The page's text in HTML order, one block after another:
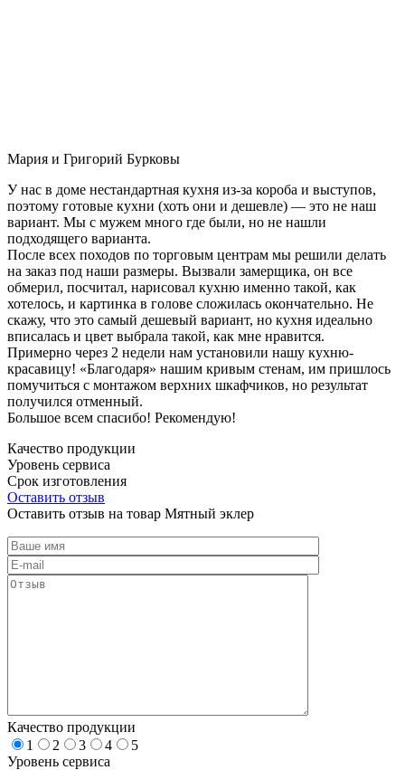
Мария и Григорий Бурковы
У нас в доме нестандартная кухня из-за короба и выступов,
поэтому готовые кухни (хоть они и дешевле) — это не наш
вариант. Мы с мужем много где были, но не нашли
подходящего варианта.
После всех походов по торговым центрам мы решили делать
на заказ под наши размеры. Вызвали замерщика, он все
обмерил, посчитал, нарисовал кухню именно такой, как
хотелось, и картинка в голове сложилась окончательно. Не
скажу, что это самый дешевый вариант, но кухня идеально
вписалась и цвет выбрала такой, как мне нравится.
Примерно через 2 недели нам установили нашу кухню-
красавицу! «Благодаря» нашим кривым стенам, им пришлось
помучиться с монтажом верхних шкафчиков, но результат
получился отменный.
Большое всем спасибо! Рекомендую!
Качество продукции
Уровень сервиса
Срок изготовления
Оставить отзыв
Оставить отзыв на товар Мятный эклер
Качество продукции
1
2 3 4
5
Уровень сервиса